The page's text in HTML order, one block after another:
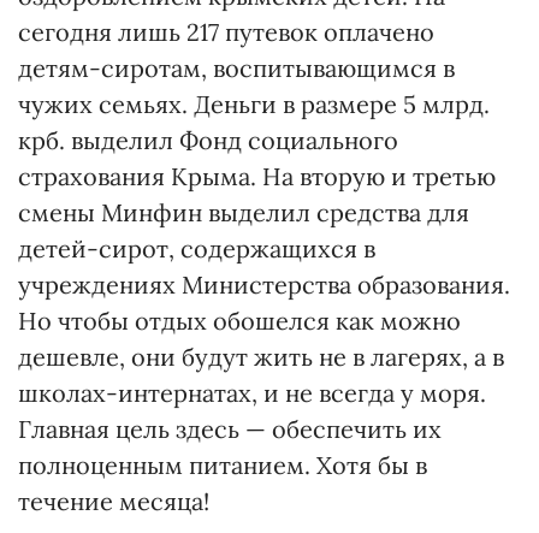
сегодня лишь 217 путевок оплачено
детям-сиротам, воспитывающимся в
чужих семьях. Деньги в размере 5 млрд.
крб. выделил Фонд социального
страхования Крыма. На вторую и третью
смены Минфин выделил средства для
детей-сирот, содержащихся в
учреждениях Министерства образования.
Но чтобы отдых обошелся как можно
дешевле, они будут жить не в лагерях, а в
школах-интернатах, и не всегда у моря.
Главная цель здесь — обеспечить их
полноценным питанием. Хотя бы в
течение месяца!